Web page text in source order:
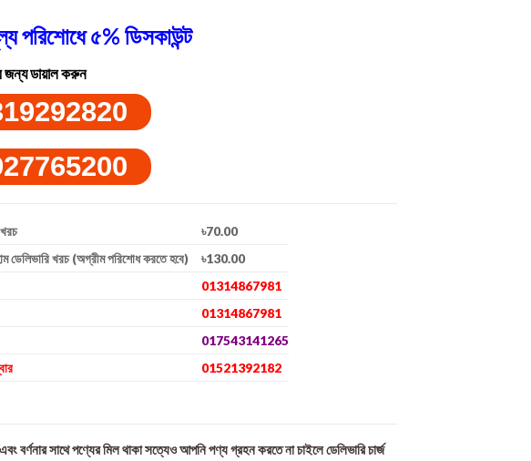
পরিশোধে ৫% ডিসকাউন্ট
জন্য ডায়াল করুন
৳70.00
ডেলিভারি খরচ (অগ্রীম পরিশোধ করতে হবে)
৳130.00
01314867981
01314867981
017543141265
01521392182
বর্ণনার সাথে পণ্যের মিল থাকা সত্যেও আপনি পণ্য গ্রহন করতে না চাইলে ডেলিভারি চার্জ